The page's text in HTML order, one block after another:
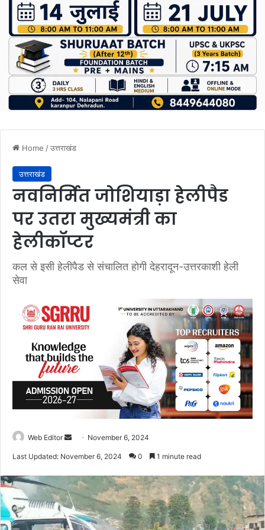
Home /उत्तराखंड
उत्तराखंड
नवनिर्मित जोशियाड़ा हेलीपैड
पर उतरा मुख्यमंत्री का
हेलीकॉप्टर
कल से इसी हेलीपैड से संचालित होगी देहरादून-उत्तरकाशी हेली
सेवा
Web Editor
n
e
November 6, 2024
Last Updated: November 6, 2024 0 1 minute read